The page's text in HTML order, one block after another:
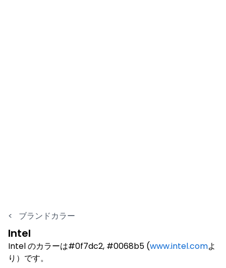
< ブランドカラー
Intel
Intel のカラーは#0f7dc2, #0068b5 (www.intel.comよ
り）です。